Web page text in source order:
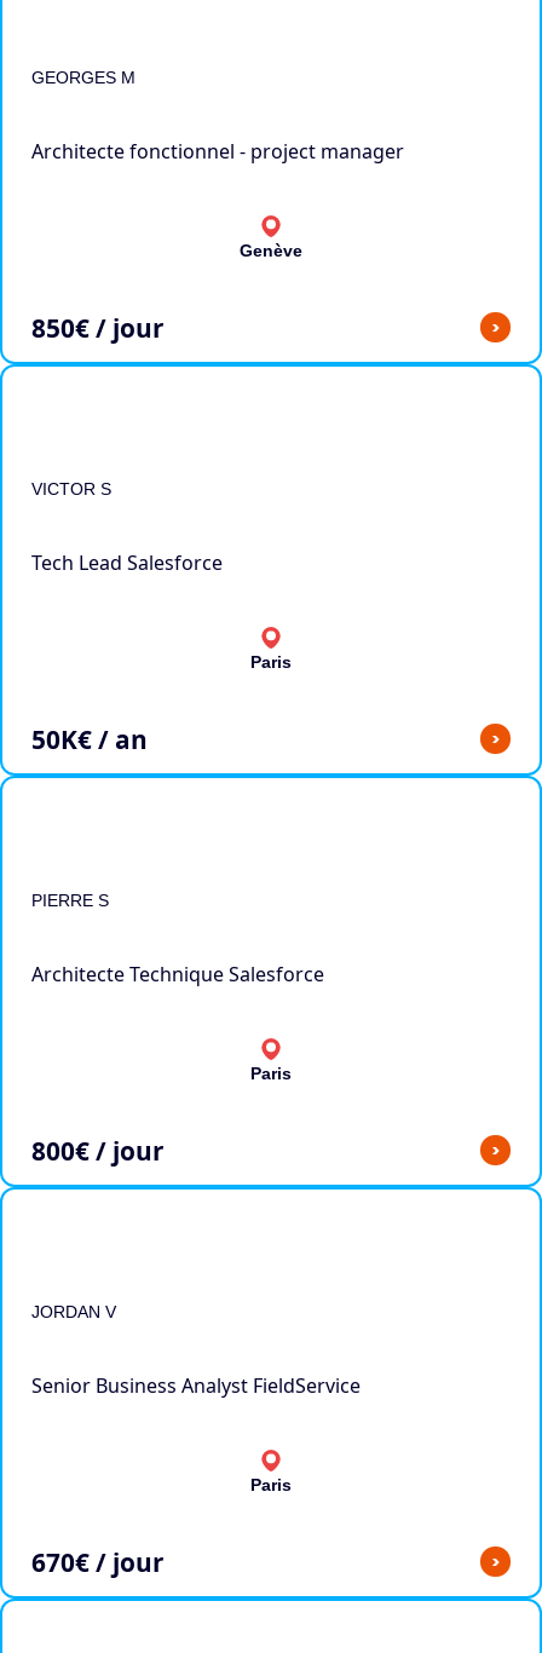
GEORGES M
Architecte fonctionnel - project manager
Genève
850€ / jour >
VICTOR S
Tech Lead Salesforce
Paris
50K€ / an >
PIERRE S
Architecte Technique Salesforce
Paris
800€ / jour >
JORDAN V
Senior Business Analyst FieldService
Paris
670€ / jour >